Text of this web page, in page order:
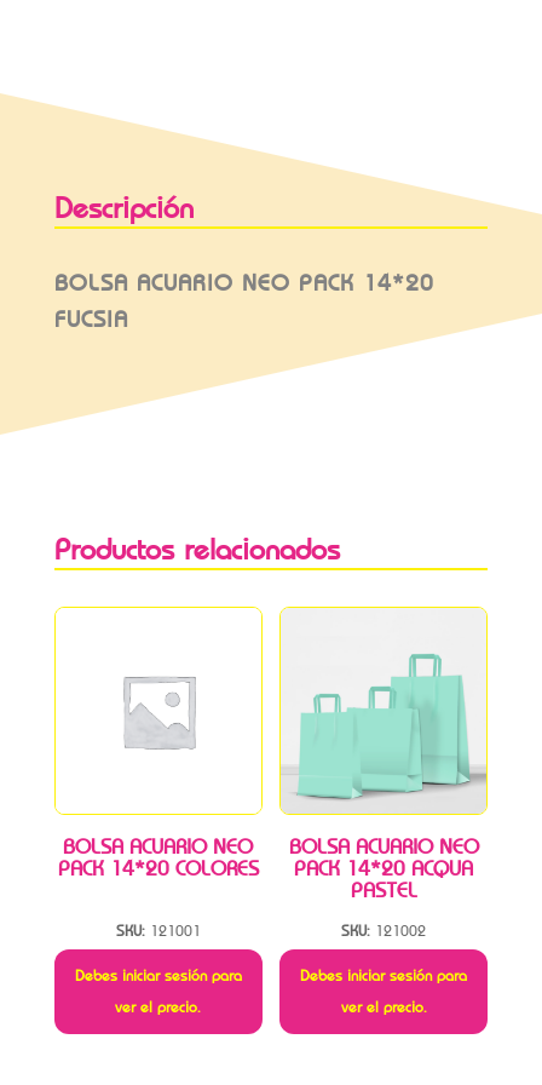
Descripción
BOLSA ACUARIO NEO PACK 14*20
FUCSIA
Productos relacionados
BOLSA ACUARIO NEO
PACK 14*20 COLORES
SKU: 121001
Debes iniciar sesión para
ver el precio.
BOLSA ACUARIO NEO
PACK 14*20 ACQUA
PASTEL
SKU: 121002
Debes iniciar sesión para
ver el precio.